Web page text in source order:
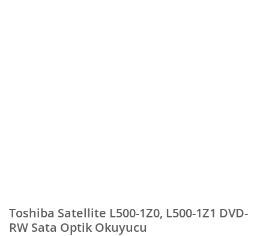
Toshiba Satellite L500-1Z0, L500-1Z1 DVD-
RW Sata Optik Okuyucu